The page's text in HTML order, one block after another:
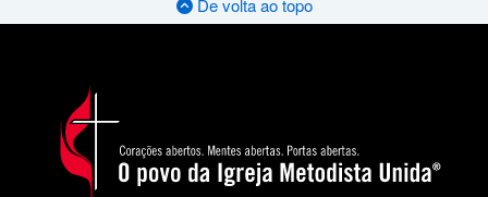
De volta ao topo